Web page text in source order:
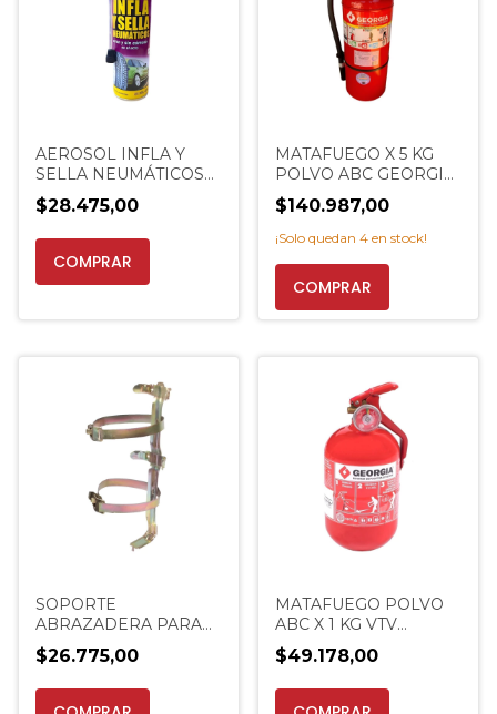
AEROSOL INFLA Y
SELLA NEUMÁTICOS
BARDAHL. DE 300 G.
420 CM3
$28.475,00
COMPRAR
MATAFUEGO X 5 KG
POLVO ABC GEORGIA
HABILITACIÓN
EXTINCENTER
$140.987,00
¡Solo quedan 4 en stock!
COMPRAR
SOPORTE
ABRAZADERA PARA
MATAFUEGO DE 5 KG
DOBLE ZUNCHO
DRAGO
$26.775,00
MATAFUEGO POLVO
ABC X 1 KG VTV
OFERTA GEORGIA
BALÓN
$49.178,00